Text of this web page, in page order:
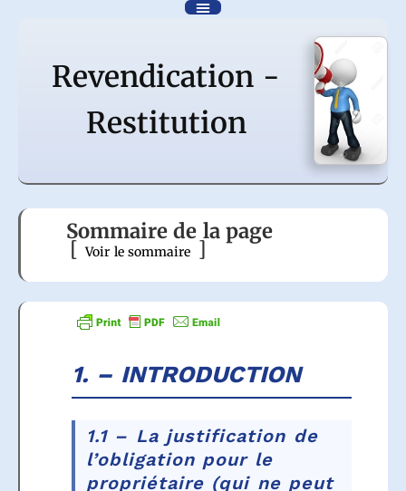
Revendication -
Restitution
Sommaire de la page
Voir le sommaire
1. – INTRODUCTION
1.1 – La justification de
l’obligation pour le
propriétaire (qui ne peut